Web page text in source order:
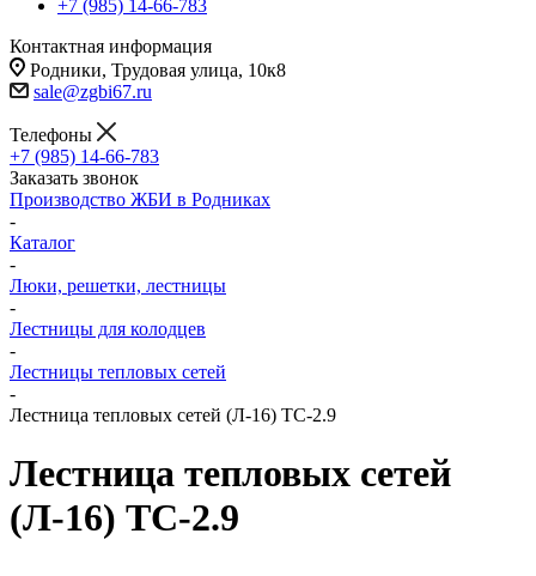
+7 (985) 14-66-783
Контактная информация
Родники, Трудовая улица, 10к8
sale@zgbi67.ru
Телефоны
+7 (985) 14-66-783
Заказать звонок
Производство ЖБИ в Родниках
-
Каталог
-
Люки, решетки, лестницы
-
Лестницы для колодцев
-
Лестницы тепловых сетей
-
Лестница тепловых сетей (Л-16) ТС-2.9
Лестница тепловых сетей
(Л-16) ТС-2.9